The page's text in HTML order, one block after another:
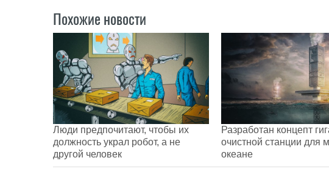
Похожие новости
Люди предпочитают, чтобы их
должность украл робот, а не
другой человек
Разработан концепт
очистной станции для
океане